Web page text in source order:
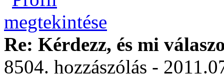
Re: Kérdezz, és mi
8504. hozzászólás -